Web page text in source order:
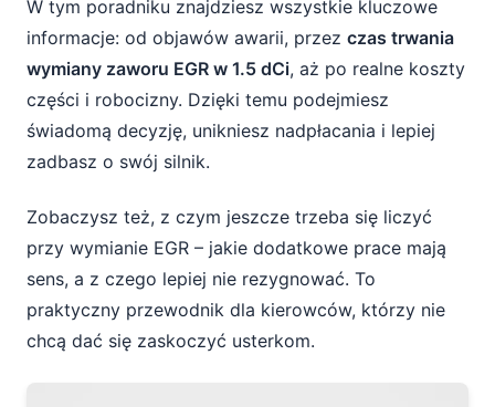
Co jeszcze trzeba zrobić przy wymianie EGR
w 1.5 dCi?
Czyszczenie kolektora dolotowego
Adaptacja nowego zaworu EGR
Jak dbać o zawór EGR po wymianie w 1.5
dCi?
Podsumowanie – z czym się liczysz przy
wymianie EGR w 1.5 dCi?
W tym poradniku znajdziesz wszystkie kluczowe
informacje: od objawów awarii, przez czas trwania
wymiany zaworu EGR w 1.5 dCi, aż po realne koszty
części i robocizny. Dzięki temu podejmiesz
świadomą decyzję, unikniesz nadpłacania i lepiej
zadbasz o swój silnik.
Zobaczysz też, z czym jeszcze trzeba się liczyć
przy wymianie EGR – jakie dodatkowe prace mają
sens, a z czego lepiej nie rezygnować. To
praktyczny przewodnik dla kierowców, którzy nie
chcą dać się zaskoczyć usterkom.